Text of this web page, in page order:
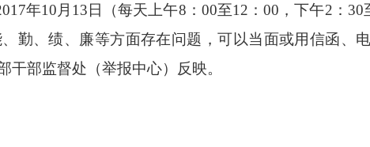
年10月13日（每天上午8：00至12：00，下午2：30
勤、绩、廉等方面存在问题，可以当面或用信函、电
部监督处（举报中心）反映。